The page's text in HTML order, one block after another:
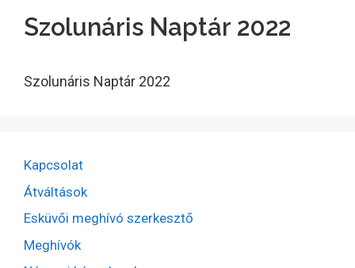
Szolunáris Naptár 2022
Szolunáris Naptár 2022
Kapcsolat
Átváltások
Esküvői meghívó szerkesztő
Meghívók